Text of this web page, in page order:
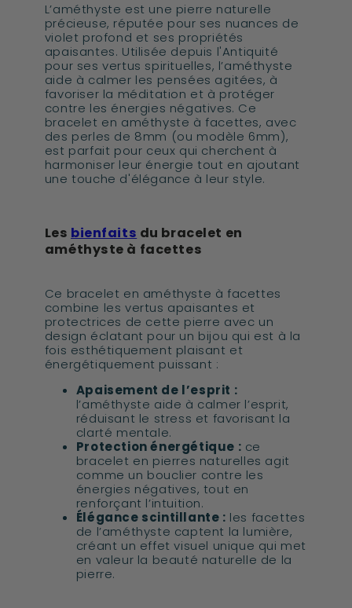
L’améthyste est une pierre naturelle
précieuse, réputée pour ses nuances de
violet profond et ses propriétés
apaisantes. Utilisée depuis l'Antiquité
pour ses vertus spirituelles, l’améthyste
aide à calmer les pensées agitées, à
favoriser la méditation et à protéger
contre les énergies négatives. Ce
bracelet en améthyste à facettes, avec
des perles de 8mm (ou modèle 6mm),
est parfait pour ceux qui cherchent à
harmoniser leur énergie tout en ajoutant
une touche d'élégance à leur style.
Les bienfaits du bracelet en
améthyste à facettes
Ce bracelet en améthyste à facettes
combine les vertus apaisantes et
protectrices de cette pierre avec un
design éclatant pour un bijou qui est à la
fois esthétiquement plaisant et
énergétiquement puissant :
Apaisement de l’esprit :
l’améthyste aide à calmer l’esprit,
réduisant le stress et favorisant la
clarté mentale.
Protection énergétique : ce
bracelet en pierres naturelles agit
comme un bouclier contre les
énergies négatives, tout en
renforçant l’intuition.
Élégance scintillante : les facettes
de l’améthyste captent la lumière,
créant un effet visuel unique qui met
en valeur la beauté naturelle de la
pierre.